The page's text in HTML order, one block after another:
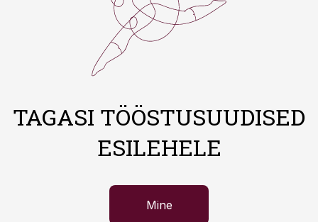
TAGASI TÖÖSTUSUUDISED
ESILEHELE
Mine